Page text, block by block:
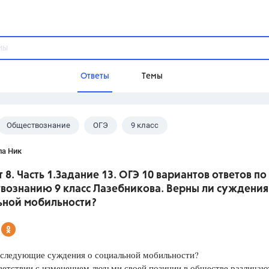
Ответы Темы
Домашнее задание
Разумовская М.М.,
Обществознание ОГЭ 9 класс
А.Ю.
Ник
8. Часть 1.Задание 13. ОГЭ 10 вариантов ответов по
9 класс Лазебникова. Верны ли
мобильности?
суждения о социальной мобильности?